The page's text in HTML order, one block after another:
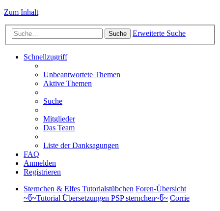
Zum Inhalt
Suche Erweiterte Suche
Schnellzugriff
Unbeantwortete Themen
Aktive Themen
Suche
Mitglieder
Das Team
Liste der Danksagungen
FAQ
Anmelden
Registrieren
Sternchen & Elfes Tutorialstübchen Foren-Übersicht
~წ~Tutorial Übersetzungen PSP sternchen~წ~ Corrie